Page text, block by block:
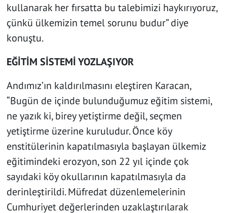
kullanarak her fırsatta bu talebimizi haykırıyoruz,
çünkü ülkemizin temel sorunu budur” diye
konuştu.
EĞİTİM SİSTEMİ YOZLAŞIYOR
Andımız’ın kaldırılmasını eleştiren Karacan,
“Bugün de içinde bulunduğumuz eğitim sistemi,
ne yazık ki, birey yetiştirme değil, seçmen
yetiştirme üzerine kuruludur. Önce köy
enstitülerinin kapatılmasıyla başlayan ülkemiz
eğitimindeki erozyon, son 22 yıl içinde çok
sayıdaki köy okullarının kapatılmasıyla da
derinleştirildi. Müfredat düzenlemelerinin
Cumhuriyet değerlerinden uzaklaştırılarak